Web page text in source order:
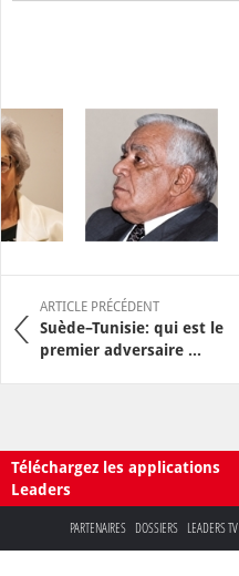
ARTICLE PRÉCÉDENT
Suède–Tunisie: qui est le
premier adversaire ...
Téléchargez les applications
Leaders
PARTENAIRES DOSSIERS LEADERS TV